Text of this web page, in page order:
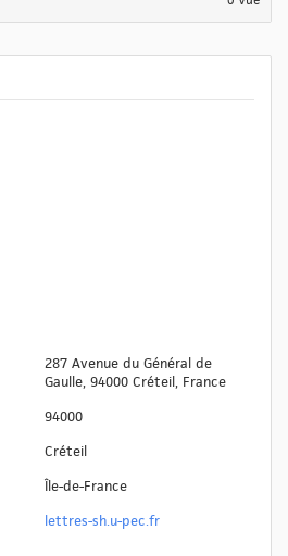
287 Avenue du Général de
Gaulle, 94000 Créteil, France
94000
Créteil
Île-de-France
lettres-sh.u-pec.fr